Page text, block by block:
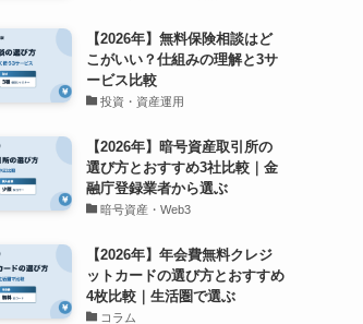
【2026年】無料保険相談はど
こがいい？仕組みの理解と3サ
ービス比較
投資・資産運用
【2026年】暗号資産取引所の
選び方とおすすめ3社比較｜金
融庁登録業者から選ぶ
暗号資産・Web3
【2026年】年会費無料クレジ
ットカードの選び方とおすすめ
4枚比較｜生活圏で選ぶ
コラム